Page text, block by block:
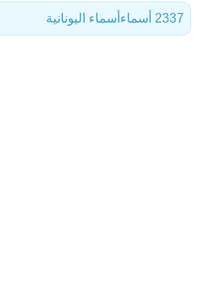
أسماء اليونانية 2337 أسماء